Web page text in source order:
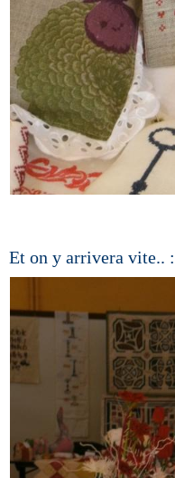
Et on y arrivera vite.. :